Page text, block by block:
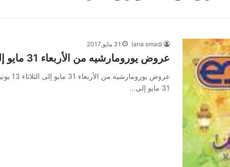
lana smadi 31 مايو,2017
عروض يورومارشيه من الأربعاء 31 مايو إلى الثلاثاء 13 يونيو 2017 عروض رمضان
31 مايو إلى…